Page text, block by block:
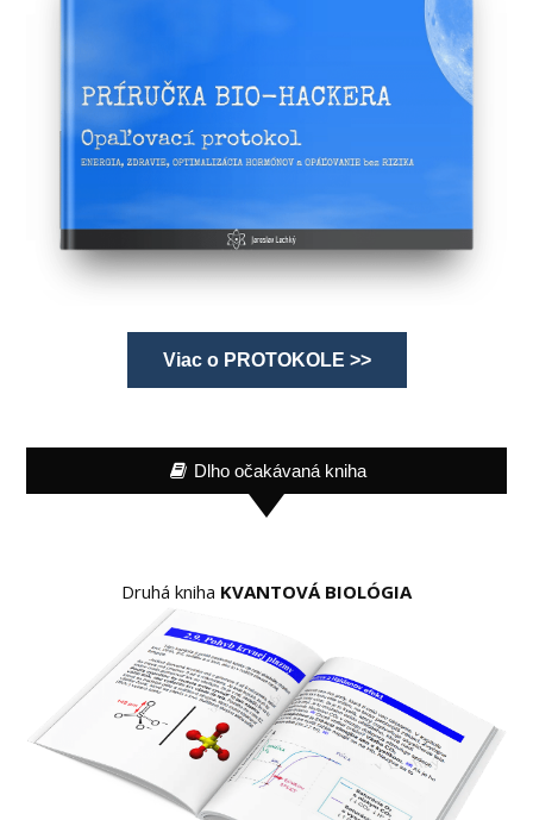
Viac o PROTOKOLE >>
Dlho očakávaná kniha
Druhá kniha KVANTOVÁ BIOLÓGIA